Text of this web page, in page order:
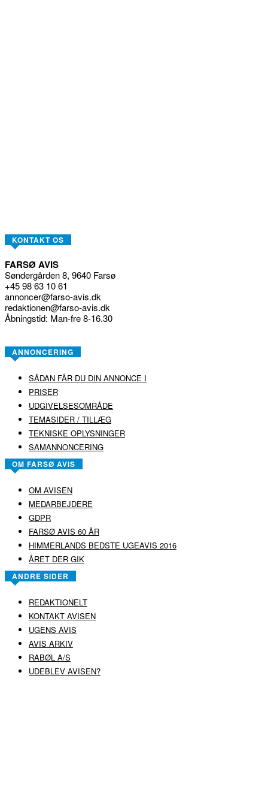
KONTAKT OS
FARSØ AVIS
Søndergården 8, 9640 Farsø
+45 98 63 10 61
annoncer@farso-avis.dk
redaktionen@farso-avis.dk
Åbningstid: Man-fre 8-16.30
ANNONCERING
SÅDAN FÅR DU DIN ANNONCE I
PRISER
UDGIVELSESOMRÅDE
TEMASIDER / TILLÆG
TEKNISKE OPLYSNINGER
SAMANNONCERING
OM FARSØ AVIS
OM AVISEN
MEDARBEJDERE
GDPR
FARSØ AVIS 60 ÅR
HIMMERLANDS BEDSTE UGEAVIS 2016
ÅRET DER GIK
ANDRE SIDER
REDAKTIONELT
KONTAKT AVISEN
UGENS AVIS
AVIS ARKIV
RABØL A/S
UDEBLEV AVISEN?